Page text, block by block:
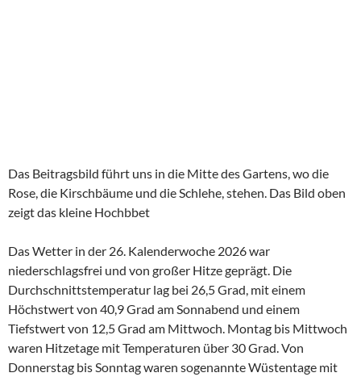
Das Beitragsbild führt uns in die Mitte des Gartens, wo die
Rose, die Kirschbäume und die Schlehe, stehen. Das Bild oben
zeigt das kleine Hochbbet
Das Wetter in der 26. Kalenderwoche 2026 war
niederschlagsfrei und von großer Hitze geprägt. Die
Durchschnittstemperatur lag bei 26,5 Grad, mit einem
Höchstwert von 40,9 Grad am Sonnabend und einem
Tiefstwert von 12,5 Grad am Mittwoch. Montag bis Mittwoch
waren Hitzetage mit Temperaturen über 30 Grad. Von
Donnerstag bis Sonntag waren sogenannte Wüstentage mit